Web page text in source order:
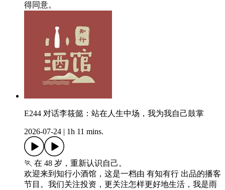
得同意。
E244 对话李筱懿：站在人生中场，我为我自己鼓掌
2026-07-24 1h 11 mins.
🏃 在 48 岁，重新认识自己。
欢迎来到知行小酒馆，这是一档由 有知有行 出品的播客
节目。我们关注投资，更关注怎样更好地生活，我是雨